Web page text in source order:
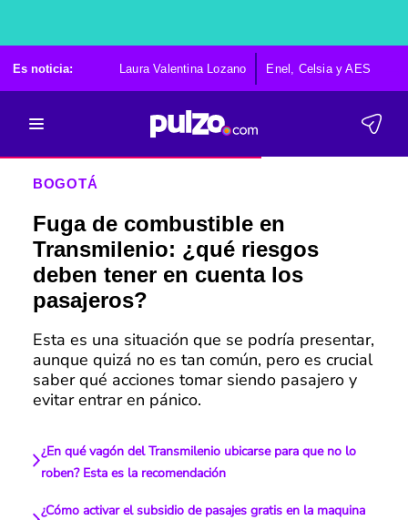
Es noticia: Laura Valentina Lozano Enel, Celsia y AES
BOGOTÁ
Fuga de combustible en
Transmilenio: ¿qué riesgos
deben tener en cuenta los
pasajeros?
Esta es una situación que se podría presentar,
aunque quizá no es tan común, pero es crucial
saber qué acciones tomar siendo pasajero y
evitar entrar en pánico.
¿En qué vagón del Transmilenio ubicarse para que no lo
roben? Esta es la recomendación
¿Cómo activar el subsidio de pasajes gratis en la maquina